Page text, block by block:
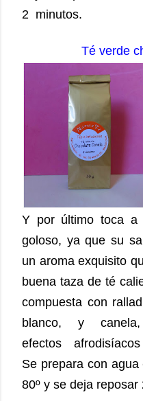
2 minutos.
Té verde
Y por último toca a
goloso, ya que su
un aroma exquisito
buena taza de té
compuesta con
blanco, y
efectos
Se prepara con
80º y se deja